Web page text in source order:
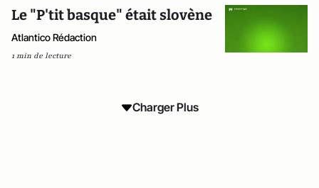
Le "P'tit basque" était slovène
Atlantico Rédaction
1 min de lecture
Charger Plus